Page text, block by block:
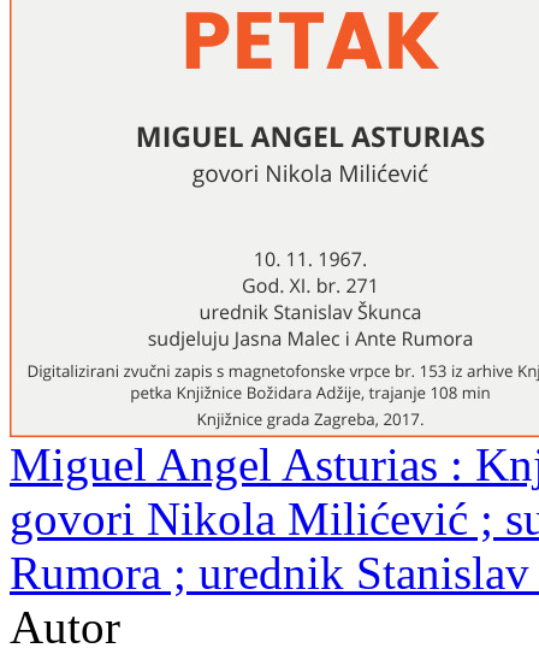
Miguel Angel Asturias :
govori Nikola Milićević ;
Rumora ; urednik Stanislav
Autor